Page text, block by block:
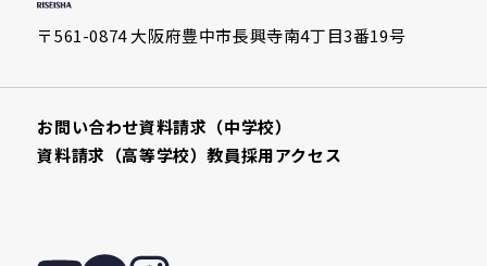
〒561-0874 大阪府豊中市長興寺南4丁目3番19号
お問い合わせ資料請求（中学校）
資料請求（高等学校）教員採用アクセス